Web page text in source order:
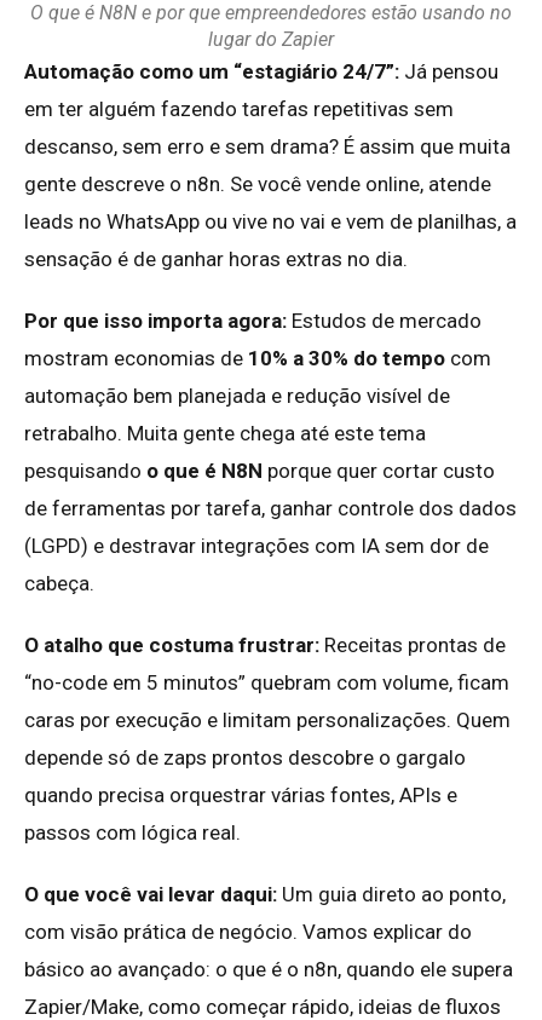
O que é N8N e por que empreendedores estão usando no
lugar do Zapier
Automação como um “estagiário 24/7”: Já pensou
em ter alguém fazendo tarefas repetitivas sem
descanso, sem erro e sem drama? É assim que muita
gente descreve o n8n. Se você vende online, atende
leads no WhatsApp ou vive no vai e vem de planilhas, a
sensação é de ganhar horas extras no dia.
Por que isso importa agora: Estudos de mercado
mostram economias de 10% a 30% do tempo com
automação bem planejada e redução visível de
retrabalho. Muita gente chega até este tema
pesquisando o que é N8N porque quer cortar custo
de ferramentas por tarefa, ganhar controle dos dados
(LGPD) e destravar integrações com IA sem dor de
cabeça.
O atalho que costuma frustrar: Receitas prontas de
“no-code em 5 minutos” quebram com volume, ficam
caras por execução e limitam personalizações. Quem
depende só de zaps prontos descobre o gargalo
quando precisa orquestrar várias fontes, APIs e
passos com lógica real.
O que você vai levar daqui: Um guia direto ao ponto,
com visão prática de negócio. Vamos explicar do
básico ao avançado: o que é o n8n, quando ele supera
Zapier/Make, como começar rápido, ideias de fluxos